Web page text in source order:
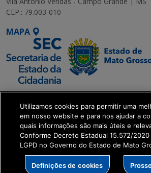
CEP.: 79.003-010
MAPA
Executiva de
Transformação Digital
get_footer();
Utilizamos cookies para permitir uma
em nosso website e para nos ajudar a
quais informações são mais úteis e
Conforme Decreto Estadual 15.572/
LGPD no Governo do Estado de Mato
Definições de cookies